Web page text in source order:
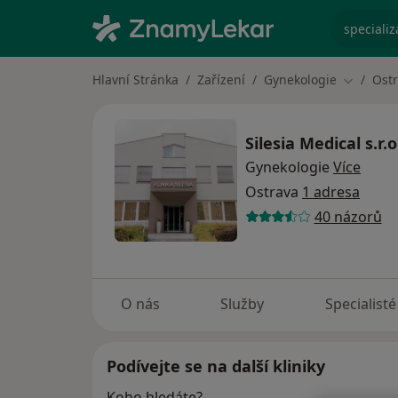
Hlavní Stránka Zařízení Gynekologie Změna
Silesia Medical
Gynekologie Více
Ostrava 1 adresa
40 názorů
O nás Služby Specialisté
Podívejte se na další kliniky